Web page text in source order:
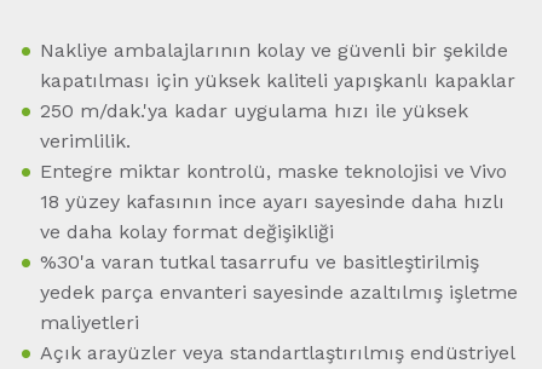
Nakliye ambalajlarının kolay ve güvenli bir şekilde
kapatılması için yüksek kaliteli yapışkanlı kapaklar
250 m/dak.'ya kadar uygulama hızı ile yüksek
verimlilik.
Entegre miktar kontrolü, maske teknolojisi ve Vivo
18 yüzey kafasının ince ayarı sayesinde daha hızlı
ve daha kolay format değişikliği
%30'a varan tutkal tasarrufu ve basitleştirilmiş
yedek parça envanteri sayesinde azaltılmış işletme
maliyetleri
Açık arayüzler veya standartlaştırılmış endüstriyel